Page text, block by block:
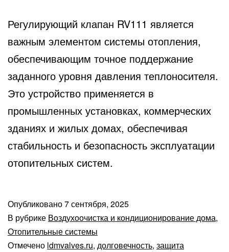
Регулирующий клапан RV111 является
важным элементом системы отопления,
обеспечивающим точное поддержание
заданного уровня давления теплоносителя.
Это устройство применяется в
промышленных установках, коммерческих
зданиях и жилых домах, обеспечивая
стабильность и безопасность эксплуатации
отопительных систем.
Опубликовано7 сентября, 2025
В рубрике Воздухоочистка и кондиционирование дома,
Отопительные системы
Отмечено ldmvalves.ru, долговечность, защита